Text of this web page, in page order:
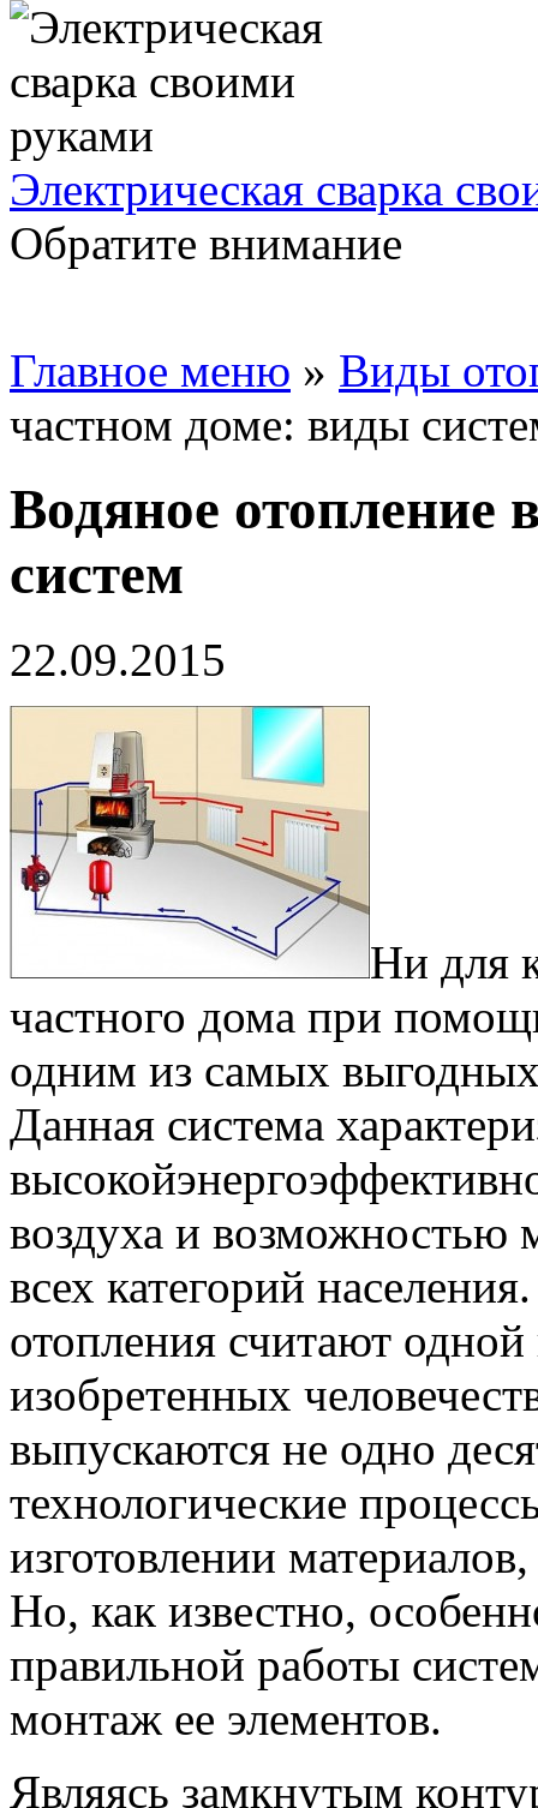
Электрическая сварка
Обратите внимание
Главное меню » Виды
частном доме: виды
Водяное отопление
систем
22.09.2015
Ни для
частного дома при
одним из самых
Данная система
воздуха и возможностью
всех категорий
отопления считают
изобретенных
выпускаются не одно
технологические
изготовлении
Но, как известно,
правильной работы
монтаж ее элементов.
Являясь замкнутым